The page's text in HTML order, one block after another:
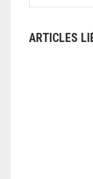
ARTICLES